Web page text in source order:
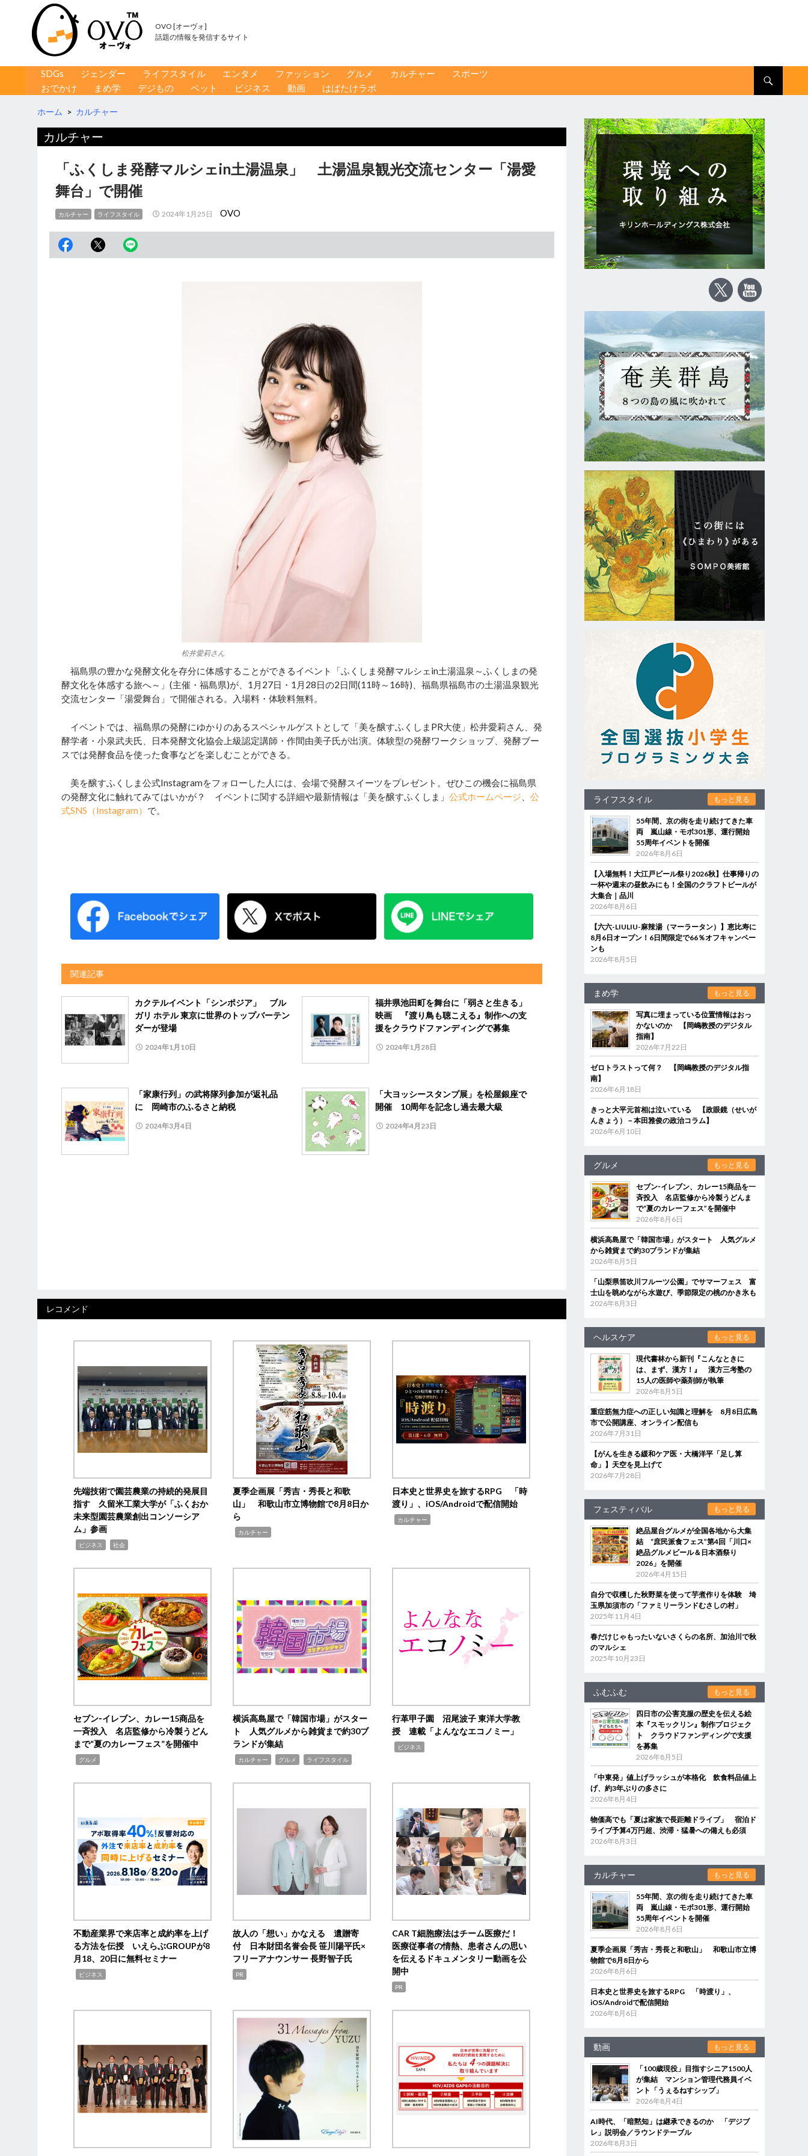
OVO [オーヴォ]
話題の情報を発信するサイト
コンテンツへ移動
SDGs ジェンダー ライフスタイル エンタメ ファッション グルメ カルチャー
スポーツ
おでかけ
まめ学 デジもの ペット ビジネス 動画 はばたけラボ
ホーム > カルチャー
カルチャー
「ふくしま発酵マルシェin土湯温泉」 土湯温泉観光交流センター「湯愛
舞台」で開催
カルチャー ライフスタイル 2024年1月25日 OVO
松井愛莉さん
福島県の豊かな発酵文化を存分に体感することができるイベント「ふくしま発酵マルシェin土湯温泉～ふくしまの発
酵文化を体感する旅へ～」(主催・福島県)が、1月27日・1月28日の2日間(11時～16時)、福島県福島市の土湯温泉観光
交流センター「湯愛舞台」で開催される。入場料・体験料無料。
イベントでは、福島県の発酵にゆかりのあるスペシャルゲストとして「美を醸すふくしまPR大使」松井愛莉さん、発
酵学者・小泉武夫氏、日本発酵文化協会上級認定講師・作間由美子氏が出演。体験型の発酵ワークショップ、発酵ブー
スでは発酵食品を使った食事などを楽しむことができる。
美を醸すふくしま公式Instagramをフォローした人には、会場で発酵スイーツをプレゼント。ぜひこの機会に福島県
の発酵文化に触れてみてはいかが？ イベントに関する詳細や最新情報は「美を醸すふくしま」 公式ホームページ
公
式SNS（Instagram） で。
関連記事
カクテルイベント「シンポジア」 ブル
ガリ ホテル 東京に世界のトップバーテン
ダーが登場
2024年1月10日
福井県池田町を舞台に「弱さと生きる」
映画 『渡り鳥も聴こえる』制作への支
援をクラウドファンディングで募集
2024年1月28日
「家康行列」の武将隊列参加が返礼品
に 岡崎市のふるさと納税
2024年3月4日
「大ヨッシースタンプ展」を松屋銀座で
開催 10周年を記念し過去最大級
2024年4月23日
レコメンド
先端技術で園芸農業の持続的発展目
指す 久留米工業大学が「ふくおか
未来型園芸農業創出コンソーシア
ム」参画
ビジネス 社会
夏季企画展「秀吉・秀長と和歌
山」 和歌山市立博物館で8月8日か
ら
カルチャー
日本史と世界史を旅するRPG 「時
渡り」、iOS/Androidで配信開始
カルチャー
セブン‐イレブン、カレー15商品を
一斉投入 名店監修から冷製うどん
まで“夏のカレーフェス”を開催中
グルメ
横浜高島屋で「韓国市場」がスター
ト 人気グルメから雑貨まで約30ブ
ランドが集結
カルチャー グルメ ライフスタイル
行革甲子園 沼尾波子 東洋大学教
授 連載「よんななエコノミー」
ビジネス
不動産業界で来店率と成約率を上げ
る方法を伝授 いえらぶGROUPが8
月18、20日に無料セミナー
ビジネス
故人の「想い」かなえる 遺贈寄
付 日本財団名誉会長 笹川陽平氏×
フリーアナウンサー 長野智子氏
PR
CAR T細胞療法はチーム医療だ！
医療従事者の情熱、患者さんの思い
を伝えるドキュメンタリー動画を公
開中
PR
ライフスタイル もっと見る
55年間、京の街を走り続けてきた車
両 嵐山線・モボ301形、運行開始
55周年イベントを開催
2026年8月6日
【入場無料！大江戸ビール祭り2026秋】仕事帰りの
一杯や週末の昼飲みにも！全国のクラフトビールが
大集合｜品川
2026年8月6日
【六六-LIULIU-麻辣湯（マーラータン）】恵比寿に
8月6日オープン！6日間限定で66％オフキャンペー
ンも
2026年8月5日
まめ学 もっと見る
写真に埋まっている位置情報はおっ
かないのか 【岡嶋教授のデジタル
指南】
2026年7月22日
ゼロトラストって何？ 【岡嶋教授のデジタル指
南】
2026年6月18日
きっと大平元首相は泣いている 【政眼鏡（せいが
んきょう）－本田雅俊の政治コラム】
2026年6月10日
グルメ もっと見る
セブン‐イレブン、カレー15商品を一
斉投入 名店監修から冷製うどんま
で“夏のカレーフェス”を開催中
2026年8月6日
横浜高島屋で「韓国市場」がスタート 人気グルメ
から雑貨まで約30ブランドが集結
2026年8月5日
「山梨県笛吹川フルーツ公園」でサマーフェス 富
士山を眺めながら水遊び、季節限定の桃のかき氷も
2026年8月3日
ヘルスケア もっと見る
現代書林から新刊『こんなときに
は、まず、漢方！』 漢方三考塾の
15人の医師や薬剤師が執筆
2026年8月5日
重症筋無力症への正しい知識と理解を 8月8日広島
市で公開講座、オンライン配信も
2026年7月31日
【がんを生きる緩和ケア医・大橋洋平「足し算
命」】天空を見上げて
2026年7月28日
フェスティバル もっと見る
絶品屋台グルメが全国各地から大集
結 “庶民派食フェス”第4回「川口×
絶品グルメビール＆日本酒祭り
2026」を開催
2026年4月15日
自分で収穫した秋野菜を使って芋煮作りを体験 埼
玉県加須市の「ファミリーランドむさしの村」
2025年11月4日
春だけじゃもったいないさくらの名所、加治川で秋
のマルシェ
2025年10月23日
ふむふむ もっと見る
四日市の公害克服の歴史を伝える絵
本『スモックリン』制作プロジェク
ト クラウドファンディングで支援
を募集
2026年8月5日
「中東発」値上げラッシュが本格化 飲食料品値上
げ、約3年ぶりの多さに
2026年8月4日
物価高でも「夏は家族で長距離ドライブ」 宿泊ド
ライブ予算4万円超、渋滞・猛暑への備えも必須
2026年8月3日
カルチャー もっと見る
55年間、京の街を走り続けてきた車
両 嵐山線・モボ301形、運行開始
55周年イベントを開催
2026年8月6日
夏季企画展「秀吉・秀長と和歌山」 和歌山市立博
物館で8月8日から
2026年8月6日
日本史と世界史を旅するRPG 「時渡り」、
iOS/Androidで配信開始
2026年8月6日
動画 もっと見る
「100歳現役」目指すシニア1500人
が集結 マンション管理代務員イベ
ント「うぇるねすシップ」
2026年8月4日
AI時代、「暗黙知」は継承できるのか 「デジブ
レ」説明会／ラウンドテーブル
2026年8月3日